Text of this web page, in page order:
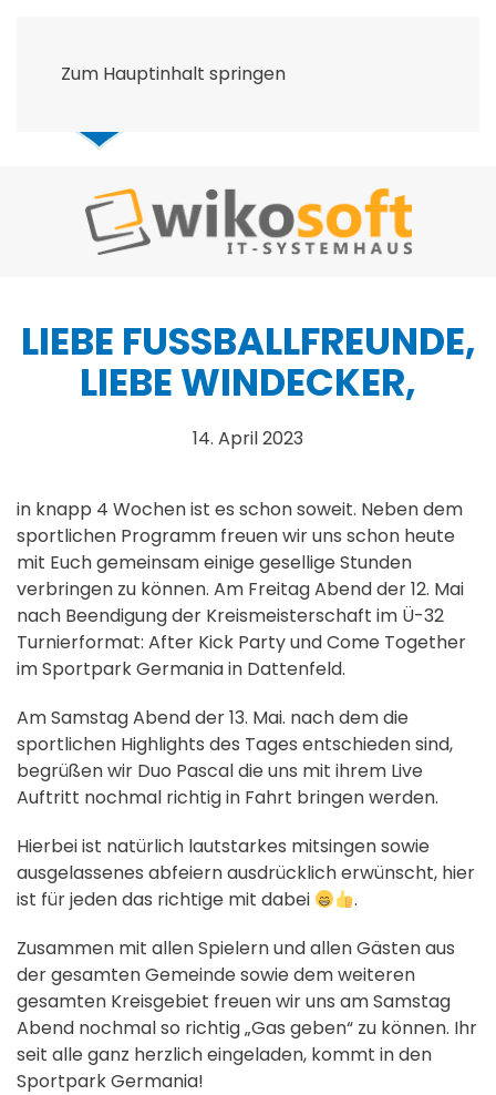
Zum Hauptinhalt springen
LIEBE FUSSBALLFREUNDE, L
IEBE WINDECKER,
14. April 2023
in knapp 4 Wochen ist es schon soweit. Neben dem
sportlichen Programm freuen wir uns schon heute
mit Euch gemeinsam einige gesellige Stunden
verbringen zu können. Am Freitag Abend der 12. Mai
nach Beendigung der Kreismeisterschaft im Ü-32
Turnierformat: After Kick Party und Come Together
im Sportpark Germania in Dattenfeld.
Am Samstag Abend der 13. Mai. nach dem die
sportlichen Highlights des Tages entschieden sind,
begrüßen wir Duo Pascal die uns mit ihrem Live
Auftritt nochmal richtig in Fahrt bringen werden.
Hierbei ist natürlich lautstarkes mitsingen sowie
ausgelassenes abfeiern ausdrücklich erwünscht, hier
ist für jeden das richtige mit dabei
.
Zusammen mit allen Spielern und allen Gästen aus
der gesamten Gemeinde sowie dem weiteren
gesamten Kreisgebiet freuen wir uns am Samstag
Abend nochmal so richtig „Gas geben“ zu können. Ihr
seit alle ganz herzlich eingeladen, kommt in den
Sportpark Germania!